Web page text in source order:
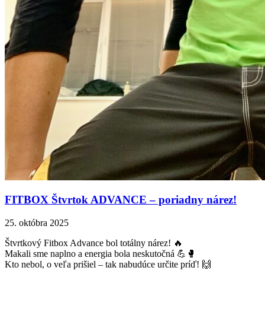
FITBOX Štvrtok ADVANCE – poriadny nárez!
25. októbra 2025
Štvrtkový Fitbox Advance bol totálny nárez! 🔥
Makali sme naplno a energia bola neskutočná 💪🥊
Kto nebol, o veľa prišiel – tak nabudúce určite príď! 🙌